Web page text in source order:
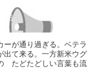
日
ーが通り過ぎる。ベテラ
出て来る。一方新米ウグ
たどたどしい言葉も流